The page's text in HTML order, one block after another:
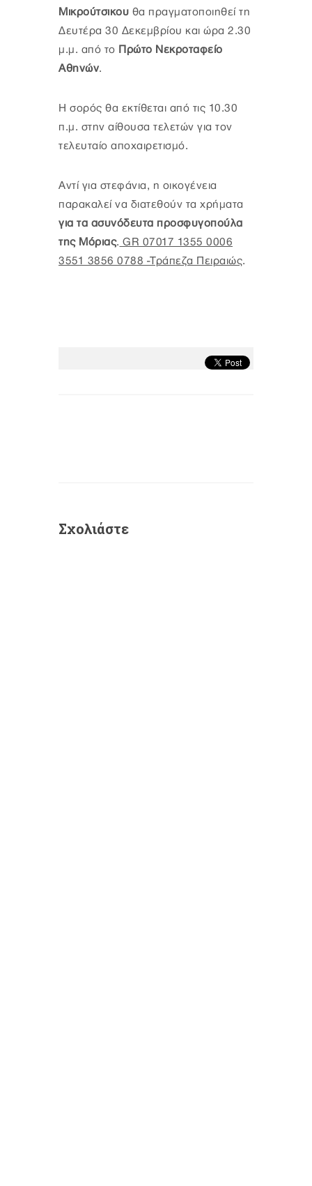
Μικρούτσικου θα πραγματοποιηθεί τη
Δευτέρα 30 Δεκεμβρίου και ώρα 2.30
μ.μ. από το Πρώτο Νεκροταφείο
Αθηνών.
Η σορός θα εκτίθεται από τις 10.30
π.μ. στην αίθουσα τελετών για τον
τελευταίο αποχαιρετισμό.
Αντί για στεφάνια, η οικογένεια
παρακαλεί να διατεθούν τα χρήματα
για τα ασυνόδευτα προσφυγοπούλα
της Μόριας. GR 07017 1355 0006
3551 3856 0788 -Τράπεζα Πειραιώς.
Σχολιάστε